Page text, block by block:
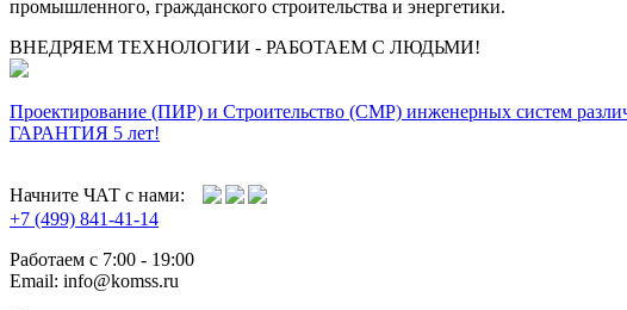
промышленного, гражданского строительства и энергетики.
ВНЕДРЯЕМ ТЕХНОЛОГИИ - РАБОТАЕМ С ЛЮДЬМИ!
Проектирование (ПИР) и Cтроительство (СМР) инженерных систем
ГАРАНТИЯ 5 лет!
Начните ЧАТ с нами:
+7 (499) 841-41-14
Работаем с 7:00 - 19:00
Email: info@komss.ru